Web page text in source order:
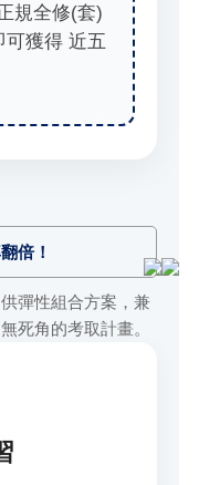
規全修(套)
可獲得 近五
倍！
彈性組合方案，兼
死角的考取計畫。